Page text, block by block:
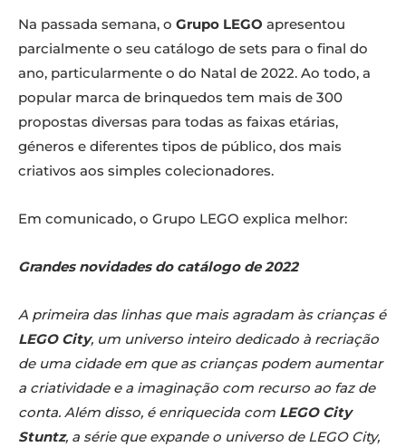
Na passada semana, o Grupo LEGO apresentou
parcialmente o seu catálogo de sets para o final do
ano, particularmente o do Natal de 2022. Ao todo, a
popular marca de brinquedos tem mais de 300
propostas diversas para todas as faixas etárias,
géneros e diferentes tipos de público, dos mais
criativos aos simples colecionadores.
Em comunicado, o Grupo LEGO explica melhor:
Grandes novidades do catálogo de 2022
A primeira das linhas que mais agradam às crianças é
LEGO City, um universo inteiro dedicado à recriação
de uma cidade em que as crianças podem aumentar
a criatividade e a imaginação com recurso ao faz de
conta. Além disso, é enriquecida com LEGO City
Stuntz, a série que expande o universo de LEGO City,